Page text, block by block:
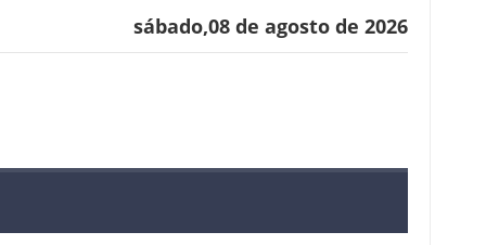
sábado,08 de agosto de 2026